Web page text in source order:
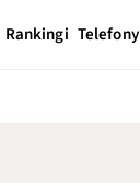
Rankingi Telefony